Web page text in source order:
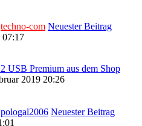
techno-com Neuester Beitrag
07:17
USB Premium aus dem Shop
2019 20:26
pologal2006 Neuester Beitrag